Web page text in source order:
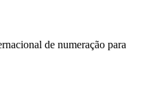
de numeração para